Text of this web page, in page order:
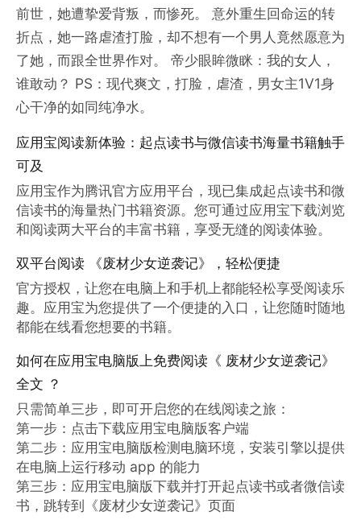
前世，她遭挚爱背叛，而惨死。 意外重生回命运的转
折点，她一路虐渣打脸，却不想有一个男人竟然愿意为
了她，而跟全世界作对。 帝少眼眸微眯：我的女人，
谁敢动？ PS：现代爽文，打脸，虐渣，男女主1V1身
心干净的如同纯净水。
应用宝阅读新体验：起点读书与微信读书海量书籍触手
可及
应用宝作为腾讯官方应用平台，现已集成起点读书和微
信读书的海量热门书籍资源。您可通过应用宝下载浏览
和阅读两大平台的丰富书籍，享受无缝的阅读体验。
双平台阅读 《废材少女逆袭记》，轻松便捷
官方授权，让您在电脑上和手机上都能轻松享受阅读乐
趣。应用宝为您提供了一个便捷的入口，让您随时随地
都能在线看您想要的书籍。
如何在应用宝电脑版上免费阅读《 废材少女逆袭记》
全文 ？
只需简单三步，即可开启您的在线阅读之旅：
第一步：点击下载应用宝电脑版客户端
第二步：应用宝电脑版检测电脑环境，安装引擎以提供
在电脑上运行移动 app 的能力
第三步：应用宝电脑版下载并打开起点读书或者微信读
书，跳转到《废材少女逆袭记》页面